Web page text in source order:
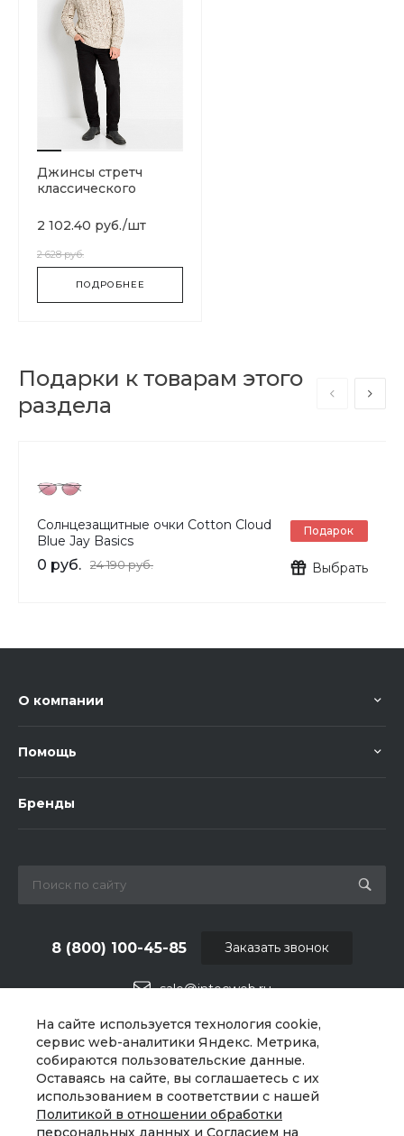
На сайте используется технология cookie,
сервис web-аналитики Яндекс. Метрика,
собираются пользовательские данные.
Оставаясь на сайте, вы соглашаетесь с их
использованием в соответствии с нашей
Политикой в отношении обработки
персональных данных и Согласием на
Джинсы стретч
классического
2 102.40 руб./шт
2 628 руб.
ПОДРОБНЕЕ
Подарки к товарам этого
раздела
Солнцезащитные очки Cotton Cloud
Blue Jay Basics
0 руб. 24 190 руб.
Подарок
Выбрать
О компании
Помощь
Бренды
sale@intecweb.ru
8 (800) 100-45-85
г. Москва, ул. Люсиновская, д. 39
Заказать звонок